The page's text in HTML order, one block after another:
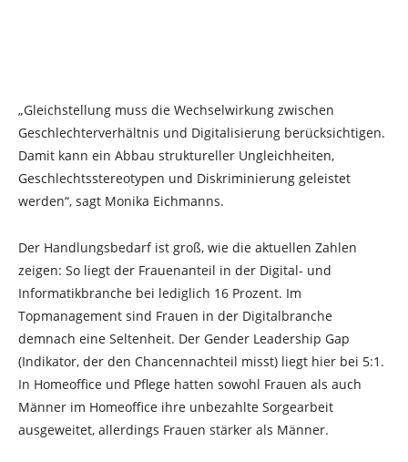
„Gleichstellung muss die Wechselwirkung zwischen
Geschlechterverhältnis und Digitalisierung berücksichtigen.
Damit kann ein Abbau struktureller Ungleichheiten,
Geschlechtsstereotypen und Diskriminierung geleistet
werden“, sagt Monika Eichmanns.
Der Handlungsbedarf ist groß, wie die aktuellen Zahlen
zeigen: So liegt der Frauenanteil in der Digital- und
Informatikbranche bei lediglich 16 Prozent. Im
Topmanagement sind Frauen in der Digitalbranche
demnach eine Seltenheit. Der Gender Leadership Gap
(Indikator, der den Chancennachteil misst) liegt hier bei 5:1.
In Homeoffice und Pflege hatten sowohl Frauen als auch
Männer im Homeoffice ihre unbezahlte Sorgearbeit
ausgeweitet, allerdings Frauen stärker als Männer.